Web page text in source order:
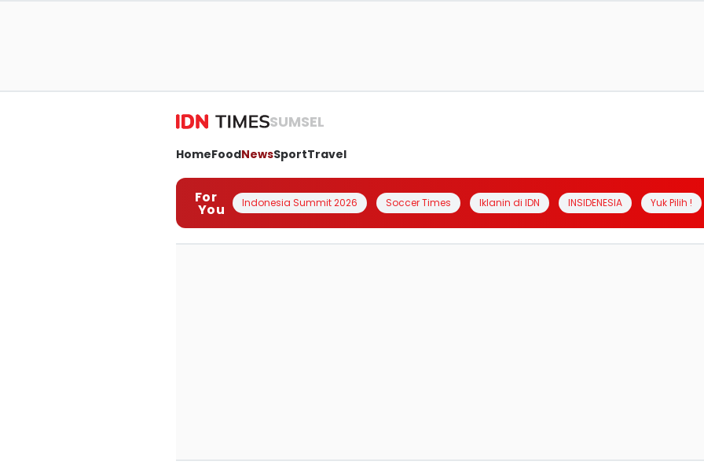
SUMSEL
HomeFoodNewsSportTravel
For
You Indonesia Summit 2026 Soccer Times Iklanin di IDN INSIDENESIA Yuk Pilih !